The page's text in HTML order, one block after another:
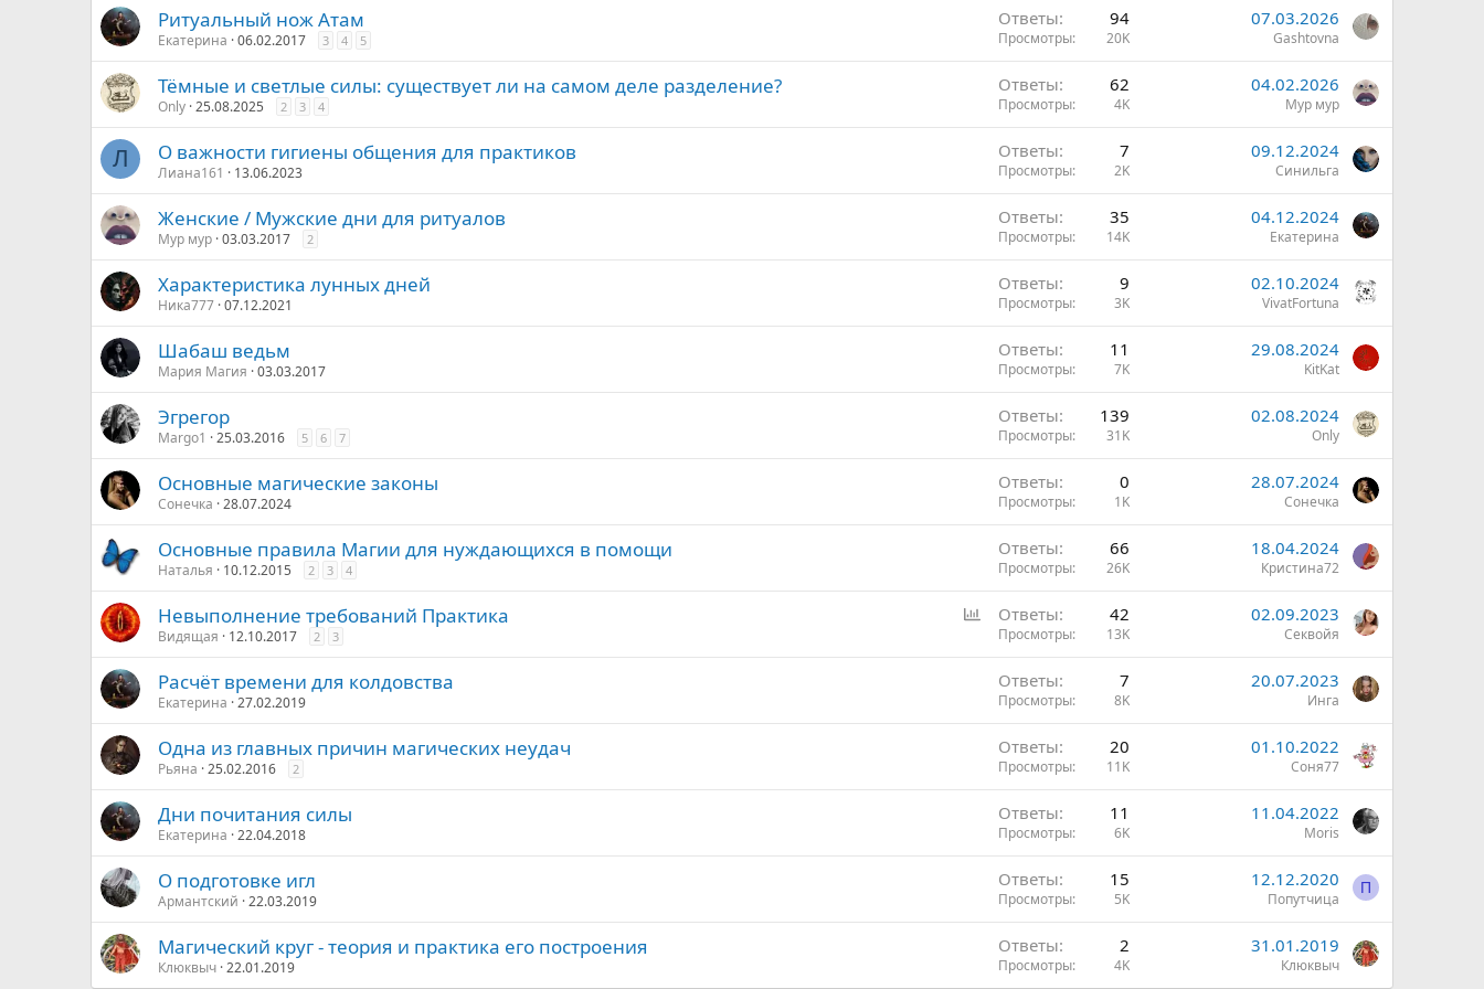
Ритуальный нож Атам
Екатерина 06.02.2017 3 4 5
Ответы 94
Просмотры 20K
07.03.2026
Gashtovna
Тёмные и светлые силы: существует ли на самом деле разделение?
Only 25.08.2025 2 3 4
Ответы 62
Просмотры 4K
04.02.2026
Мур мур
Л О важности гигиены общения для практиков
Лиана161 13.06.2023
Ответы 7
Просмотры 2K
09.12.2024
Синильга
Женские / Мужские дни для ритуалов
Мур мур 03.03.2017 2
Ответы 35
Просмотры 14K
04.12.2024
Екатерина
Характеристика лунных дней
Ника777 07.12.2021
Ответы 9
Просмотры 3K
02.10.2024
VivatFortuna
Шабаш ведьм
Мария Магия 03.03.2017
Ответы 11
Просмотры 7K
29.08.2024
KitKat
Эгрегор
Margo1 25.03.2016 5 6 7
Ответы 139
Просмотры 31K
02.08.2024
Only
Основные магические законы
Сонечка 28.07.2024
Ответы 0
Просмотры 1K
28.07.2024
Сонечка
Основные правила Магии для нуждающихся в помощи
Наталья 10.12.2015 2 3 4
Ответы 66
Просмотры 26K
18.04.2024
Кристина72
р
Невыполнение требований Практика
Видящая 12.10.2017 2 3
Ответы 42
Просмотры 13K
02.09.2023
Секвойя
Расчёт времени для колдовства
Екатерина 27.02.2019
Ответы 7
Просмотры 8K
20.07.2023
Инга
Одна из главных причин магических неудач
Рьяна 25.02.2016 2
Ответы 20
Просмотры 11K
01.10.2022
Соня77
Дни почитания силы
Екатерина 22.04.2018
Ответы 11
Просмотры 6K
11.04.2022
Moris
О подготовке игл
Армантский 22.03.2019
Ответы 15
Просмотры 5K
12.12.2020
Попутчица
П
Магический круг - теория и практика его построения
Клюквыч 22.01.2019
Ответы 2
Просмотры 4K
31.01.2019
Клюквыч